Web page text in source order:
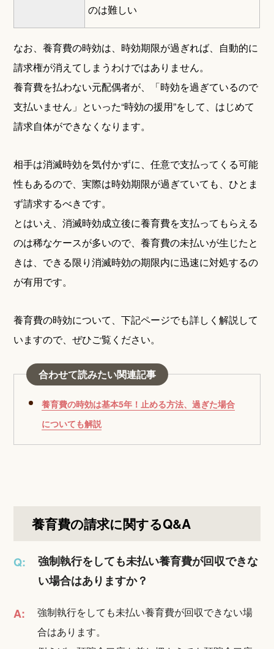
のは難しい
なお、養育費の時効は、時効期限が過ぎれば、自動的に
請求権が消えてしまうわけではありません。
養育費を払わない元配偶者が、「時効を過ぎているので
支払いません」といった“時効の援用”をして、はじめて
請求自体ができなくなります。
相手は消滅時効を気付かずに、任意で支払ってくる可能
性もあるので、実際は時効期限が過ぎていても、ひとま
ず請求するべきです。
とはいえ、消滅時効成立後に養育費を支払ってもらえる
のは稀なケースが多いので、養育費の未払いが生じたと
きは、できる限り消滅時効の期限内に迅速に対処するの
が有用です。
養育費の時効について、下記ページでも詳しく解説して
いますので、ぜひご覧ください。
合わせて読みたい関連記事
養育費の時効は基本5年！止める方法、過ぎた場合
についても解説
養育費の請求に関するQ&A
Q:
強制執行をしても未払い養育費が回収できな
い場合はありますか？
A:
強制執行をしても未払い養育費が回収できない場
合はあります。